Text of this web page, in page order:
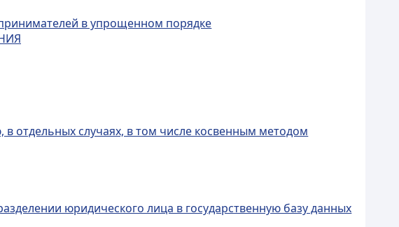
в упрощенном порядке
отдельных случаях, в том числе косвенным методом
юридического лица в государственную базу данных